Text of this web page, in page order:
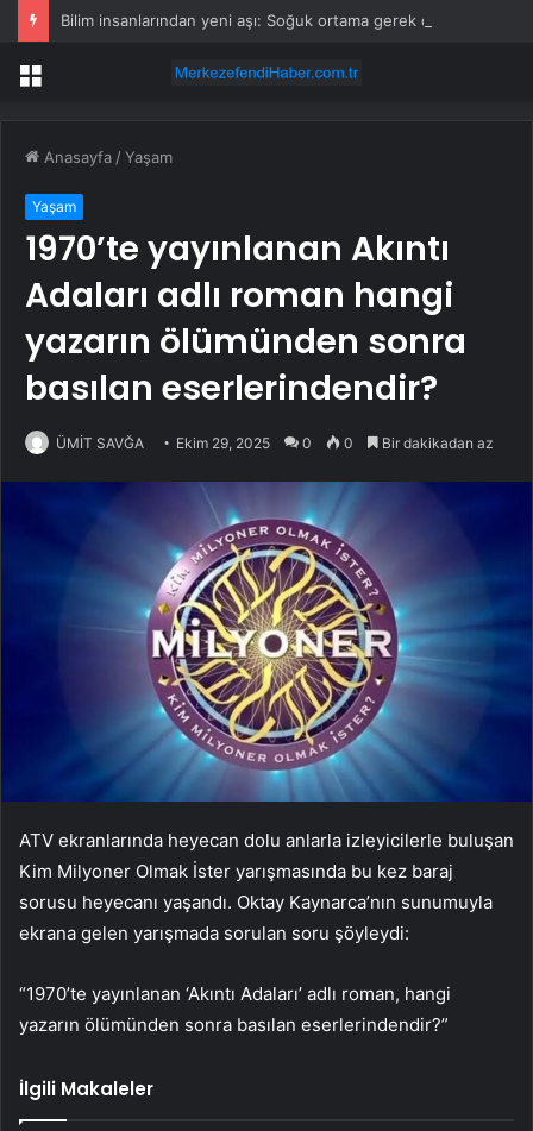
Menü
Anasayfa /Yaşam
Yaşam
1970’te yayınlanan Akıntı
Adaları adlı roman hangi
yazarın ölümünden sonra
basılan eserlerindendir?
ÜMİT SAVĞA Ekim 29, 2025 0 0 Bir dakikadan az
ATV ekranlarında heyecan dolu anlarla izleyicilerle buluşan
Kim Milyoner Olmak İster yarışmasında bu kez baraj
sorusu heyecanı yaşandı. Oktay Kaynarca’nın sunumuyla
ekrana gelen yarışmada sorulan soru şöyleydi:
“1970’te yayınlanan ‘Akıntı Adaları’ adlı roman, hangi
yazarın ölümünden sonra basılan eserlerindendir?”
İlgili Makaleler